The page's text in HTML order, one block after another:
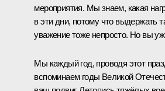
мероприятия. Мы знаем, какая
в эти дни, потому что выдержать
уважение тоже непросто. Но вы уж
Мы каждый год, проводя этот
вспоминаем годы Великой